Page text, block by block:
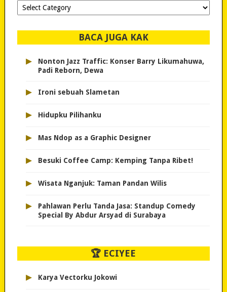
Dipilih-
dipilih..
BACA JUGA KAK
▸
Nonton Jazz Traffic: Konser Barry Likumahuwa,
Padi Reborn, Dewa
▸ Ironi sebuah Slametan
▸ Hidupku Pilihanku
▸ Mas Ndop as a Graphic Designer
▸ Besuki Coffee Camp: Kemping Tanpa Ribet!
▸ Wisata Nganjuk: Taman Pandan Wilis
▸
Pahlawan Perlu Tanda Jasa: Standup Comedy
Special By Abdur Arsyad di Surabaya
🏆 ECIYEE
▸ Karya Vectorku Jokowi